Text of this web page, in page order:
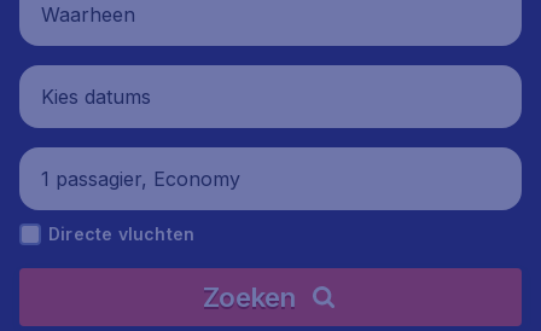
Waarheen
Kies datums
1 passagier, Economy
Directe vluchten
Zoeken